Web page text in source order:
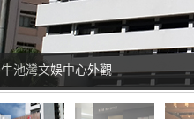
牛池灣文娛中心外觀
城市售票網售票處
劇院全景
劇院側景
劇院觀眾席
劇院控制室
文娛廳四向舞台
文娛廳三向舞台
文娛廳橫向舞台
文娛廳單向舞台
文娛廳
演講室
演講室側景
舞蹈練習室
舞蹈練習室
美術室(1)及(2)
美術室(1)及(2)
美術室(1)及(2)
美術室(2)
美術室(2)
音樂練習室